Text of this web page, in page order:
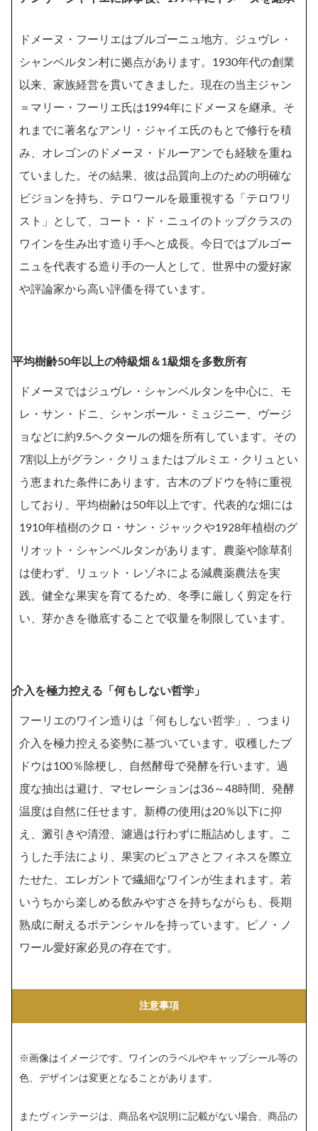
ドメーヌ・フーリエはブルゴーニュ地方、ジュヴレ・
シャンベルタン村に拠点があります。1930年代の創業
以来、家族経営を貫いてきました。現在の当主ジャン
＝マリー・フーリエ氏は1994年にドメーヌを継承。そ
れまでに著名なアンリ・ジャイエ氏のもとで修行を積
み、オレゴンのドメーヌ・ドルーアンでも経験を重ね
ていました。その結果、彼は品質向上のための明確な
ビジョンを持ち、テロワールを最重視する「テロワリ
スト」として、コート・ド・ニュイのトップクラスの
ワインを生み出す造り手へと成長。今日ではブルゴー
ニュを代表する造り手の一人として、世界中の愛好家
や評論家から高い評価を得ています。
平均樹齢50年以上の特級畑＆1級畑を多数所有
ドメーヌではジュヴレ・シャンベルタンを中心に、モ
レ・サン・ドニ、シャンボール・ミュジニー、ヴージ
ョなどに約9.5ヘクタールの畑を所有しています。その
7割以上がグラン・クリュまたはプルミエ・クリュとい
う恵まれた条件にあります。古木のブドウを特に重視
しており、平均樹齢は50年以上です。代表的な畑には
1910年植樹のクロ・サン・ジャックや1928年植樹のグ
リオット・シャンベルタンがあります。農薬や除草剤
は使わず、リュット・レゾネによる減農薬農法を実
践。健全な果実を育てるため、冬季に厳しく剪定を行
い、芽かきを徹底することで収量を制限しています。
介入を極力控える「何もしない哲学」
フーリエのワイン造りは「何もしない哲学」、つまり
介入を極力控える姿勢に基づいています。収穫したブ
ドウは100％除梗し、自然酵母で発酵を行います。過
度な抽出は避け、マセレーションは36～48時間、発酵
温度は自然に任せます。新樽の使用は20％以下に抑
え、澱引きや清澄、濾過は行わずに瓶詰めします。こ
うした手法により、果実のピュアさとフィネスを際立
たせた、エレガントで繊細なワインが生まれます。若
いうちから楽しめる飲みやすさを持ちながらも、長期
熟成に耐えるポテンシャルを持っています。ピノ・ノ
ワール愛好家必見の存在です。
注意事項
※画像はイメージです。ワインのラベルやキャップシール等の
色、デザインは変更となることがあります。
またヴィンテージは、商品名や説明に記載がない場合、商品の